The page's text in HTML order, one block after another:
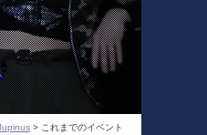
> これまでのイベント